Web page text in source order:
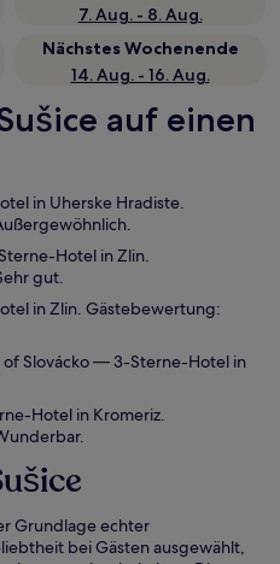
7. Aug. - 8. Aug.
Nächstes Wochenende
14. Aug. - 16. Aug.
auf einen
in Uherske Hradiste.
Hotel in Zlin.
gut.
in Zlin. Gästebewertung:
Slovácko— 3-Sterne-Hotel in
Hotel in Kromeriz.
Grundlage echter
bei Gästen ausgewählt,